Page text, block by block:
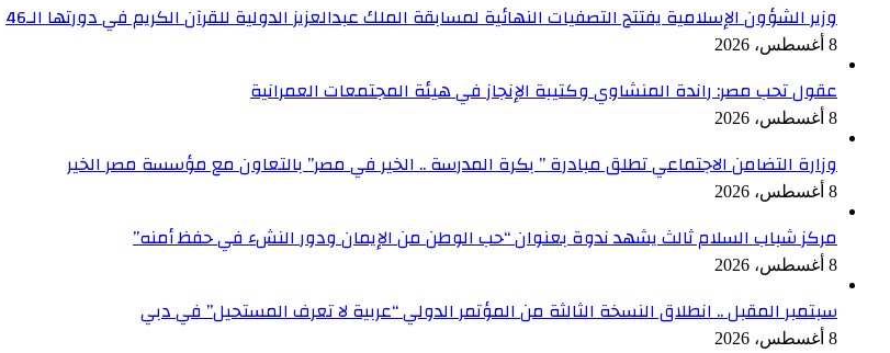
وزير الشؤون الإسلامية يفتتح التصفيات النهائية لمسابقة الملك عبدالعزيز الدولية للقرآن الكريم في دورتها الـ46
8 أغسطس، 2026
عقول تحب مصر: راندة المنشاوي وكتيبة الإنجاز في هيئة المجتمعات العمرانية
8 أغسطس، 2026
وزارة التضامن الاجتماعي تطلق مبادرة ” بكرة المدرسة .. الخير في مصر” بالتعاون مع مؤسسة مصر الخير
8 أغسطس، 2026
مركز شباب السلام ثالث يشهد ندوة بعنوان “حب الوطن من الإيمان ودور النشء في حفظ أمنه”
8 أغسطس، 2026
سبتمبر المقبل .. انطلاق النسخة الثالثة من المؤتمر الدولي “عربية لا تعرف المستحيل” في دبي
8 أغسطس، 2026